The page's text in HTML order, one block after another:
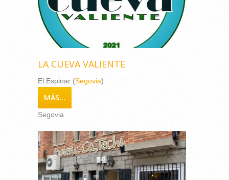
LA CUEVA VALIENTE
El Espinar (Segovia)
MÁS...
Segovia